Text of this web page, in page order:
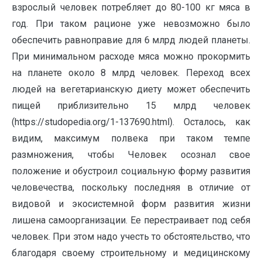
взрослый человек потребляет до 80-100 кг мяса в
год. При таком рационе уже невозможно было
обеспечить равноправие для 6 млрд людей планеты.
При минимальном расходе мяса можно прокормить
на планете около 8 млрд человек. Переход всех
людей на вегетарианскую диету может обеспечить
пищей приблизительно 15 млрд человек
(https://studopedia.org/1-137690.html). Осталось, как
видим, максимум полвека при таком темпе
размножения, чтобы Человек осознал свое
положение и обустроил социальную форму развития
человечества, поскольку последняя в отличие от
видовой и экосистемной форм развития жизни
лишена самоорганизации. Ее перестраивает под себя
человек. При этом надо учесть то обстоятельство, что
благодаря своему строительному и медицинскому